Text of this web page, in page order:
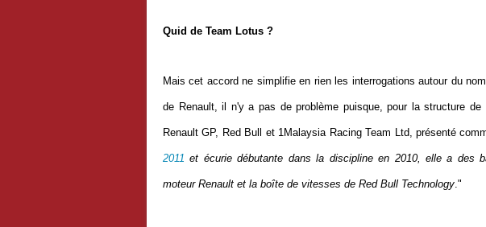
Quid de Team Lotus ?
Mais cet accord ne simplifie en rien les interrogations autour du
de Renault, il n'y a pas de problème puisque, pour la structure
Renault GP, Red Bull et 1Malaysia Racing Team Ltd, présenté
2011 et écurie débutante dans la discipline en 2010, elle a des
moteur Renault et la boîte de vitesses de Red Bull Technology."